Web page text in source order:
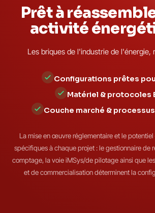
Prêt à
activité
Les briques de l'industrie de l'énergie,
Configurations prêtes
Matériel & protocoles
Couche marché &
La mise en œuvre réglementaire et le potentiel
spécifiques à chaque projet : le gestionnaire de
comptage, la voie iMSys/de pilotage ainsi que
et de commercialisation déterminent la